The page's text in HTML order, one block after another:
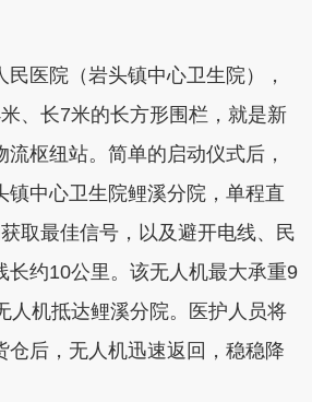
医院（岩头镇中心卫生院），
、长7米的长方形围栏，就是新
枢纽站。简单的启动仪式后，
镇中心卫生院鲤溪分院，单程直
取最佳信号，以及避开电线、民
长约10公里。该无人机最大承重9
人机抵达鲤溪分院。医护人员将
仓后，无人机迅速返回，稳稳降